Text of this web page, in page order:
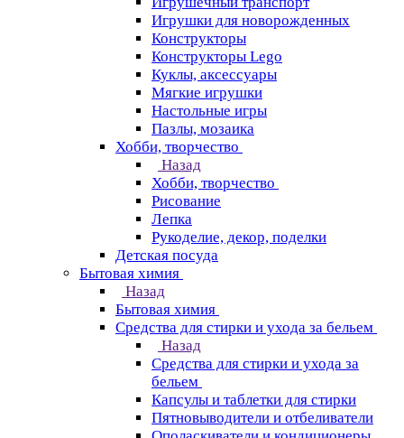
Игрушки для новорожденных
Конструкторы
Конструкторы Lego
Куклы, аксессуары
Мягкие игрушки
Настольные игры
Пазлы, мозаика
Хобби, творчество
Назад
Хобби, творчество
Рисование
Лепка
Рукоделие, декор, поделки
Детская посуда
Бытовая химия
Назад
Бытовая химия
Средства для стирки и ухода за бельем
Назад
Средства для стирки и ухода за
бельем
Капсулы и таблетки для стирки
Пятновыводители и отбеливатели